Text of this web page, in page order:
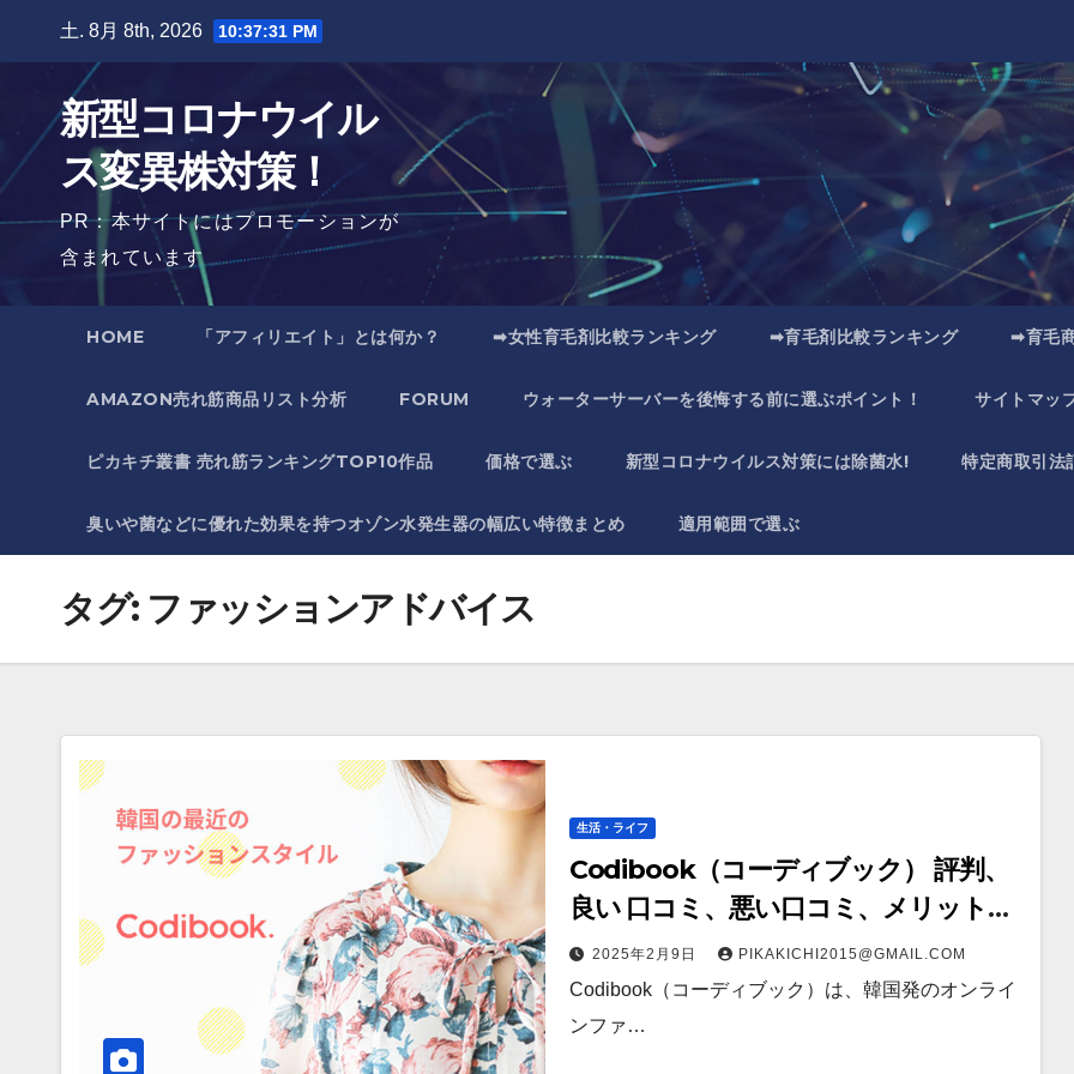
土. 8月 8th, 2026 10:37:32 PM
新型コロナウイル
ス変異株対策！
PR：本サイトにはプロモーションが
含まれています
HOME 「アフィリエイト」とは何か？ ➡女性育毛剤比較ランキング ➡育毛剤比較ランキング ➡育毛
AMAZON売れ筋商品リスト分析 FORUM ウォーターサーバーを後悔する前に選ぶポイント！ サイトマッ
ピカキチ叢書 売れ筋ランキングTOP10作品 価格で選ぶ 新型コロナウイルス対策には除菌水! 特定商取引法
臭いや菌などに優れた効果を持つオゾン水発生器の幅広い特徴まとめ 適用範囲で選ぶ
タグ: ファッションアドバイス
生活・ライフ
Codibook（コーディブック） 評判、
良い 口コミ、悪い口コミ、メリットと
デメリット!! 【徹底解説】
2025年2月9日 PIKAKICHI2015@GMAIL.COM
Codibook（コーディブック）は、韓国発のオンライ
ンファ…